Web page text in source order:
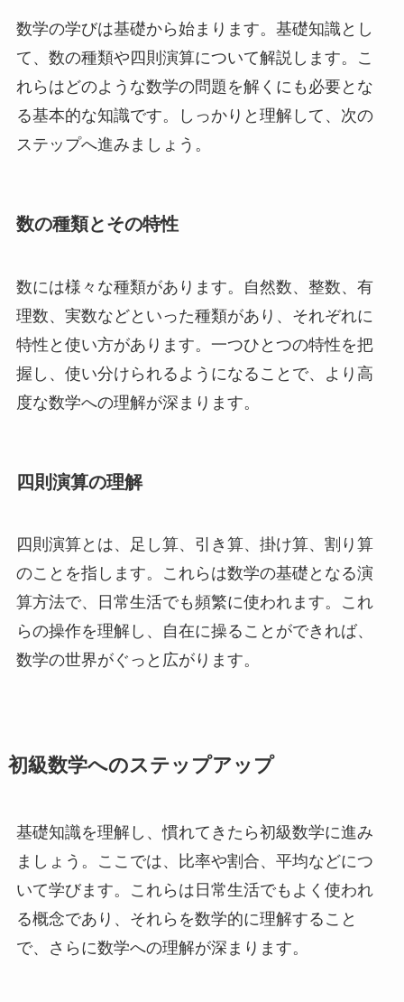
数学の学びは基礎から始まります。基礎知識とし
て、数の種類や四則演算について解説します。こ
れらはどのような数学の問題を解くにも必要とな
る基本的な知識です。しっかりと理解して、次の
ステップへ進みましょう。
数の種類とその特性
数には様々な種類があります。自然数、整数、有
理数、実数などといった種類があり、それぞれに
特性と使い方があります。一つひとつの特性を把
握し、使い分けられるようになることで、より高
度な数学への理解が深まります。
四則演算の理解
四則演算とは、足し算、引き算、掛け算、割り算
のことを指します。これらは数学の基礎となる演
算方法で、日常生活でも頻繁に使われます。これ
らの操作を理解し、自在に操ることができれば、
数学の世界がぐっと広がります。
初級数学へのステップアップ
基礎知識を理解し、慣れてきたら初級数学に進み
ましょう。ここでは、比率や割合、平均などにつ
いて学びます。これらは日常生活でもよく使われ
る概念であり、それらを数学的に理解すること
で、さらに数学への理解が深まります。